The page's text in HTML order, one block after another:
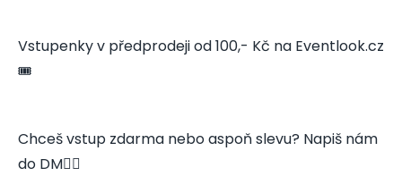
Vstupenky v předprodeji od 100,- Kč na Eventlook.cz
🎟️
Chceš vstup zdarma nebo aspoň slevu? Napiš nám
do DM👇🏻